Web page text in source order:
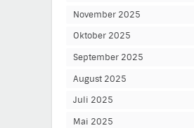
November 2025
Oktober 2025
September 2025
August 2025
Juli 2025
Mai 2025